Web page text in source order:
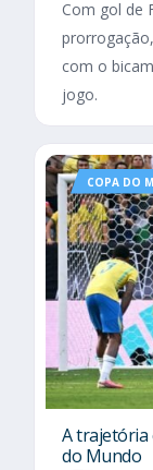
Com gol de
com o
jogo.
COPA DO
A trajetória
do Mundo